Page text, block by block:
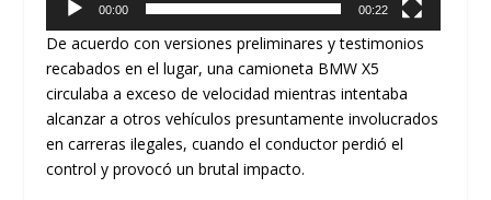
00:00 00:22
De acuerdo con versiones preliminares y testimonios
recabados en el lugar, una camioneta BMW X5
circulaba a exceso de velocidad mientras intentaba
alcanzar a otros vehículos presuntamente involucrados
en carreras ilegales, cuando el conductor perdió el
control y provocó un brutal impacto.